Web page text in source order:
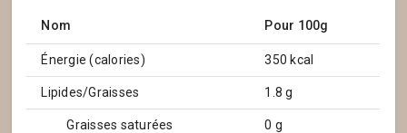
Nom Pour 100g
Énergie (calories) 350 kcal
Lipides/Graisses 1.8 g
Graisses saturées 0 g